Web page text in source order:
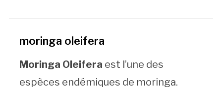
moringa oleifera
Moringa Oleifera est l’une des
espèces endémiques de moringa.